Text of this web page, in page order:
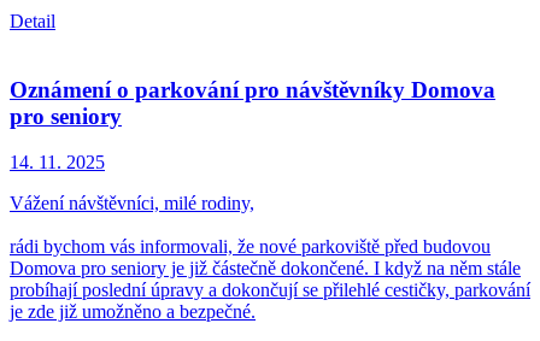
Detail
Oznámení o parkování pro návštěvníky Domova
pro seniory
14. 11. 2025
Vážení návštěvníci, milé rodiny,
rádi bychom vás informovali, že nové parkoviště před budovou
Domova pro seniory je již částečně dokončené. I když na něm stále
probíhají poslední úpravy a dokončují se přilehlé cestičky, parkování
je zde již umožněno a bezpečné.